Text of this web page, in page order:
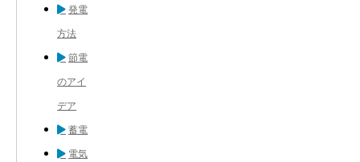
発電
方法
節電
のアイ
デア
蓄電
電気